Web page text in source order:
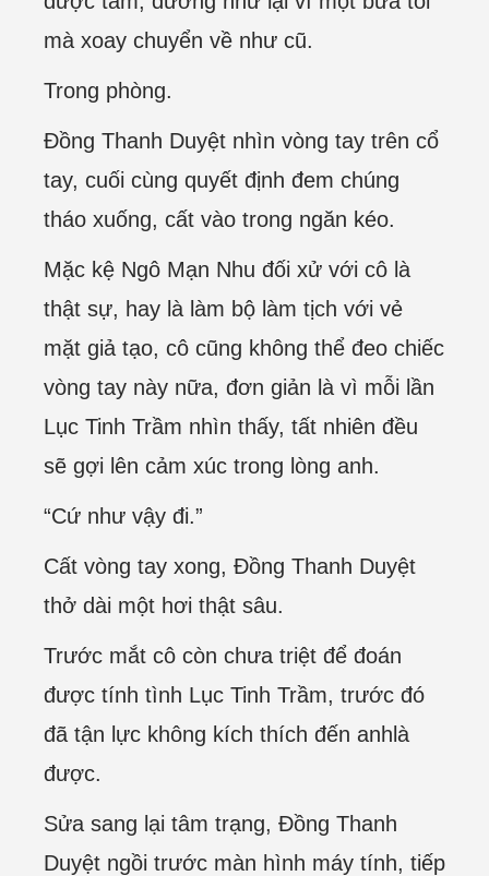
mà xoay chuyển về như cũ.
Trong phòng.
Đồng Thanh Duyệt nhìn vòng tay trên cổ
tay, cuối cùng quyết định đem chúng
tháo xuống, cất vào trong ngăn kéo.
Mặc kệ Ngô Mạn Nhu đối xử với cô là
thật sự, hay là làm bộ làm tịch với vẻ
mặt giả tạo, cô cũng không thể đeo chiếc
vòng tay này nữa, đơn giản là vì mỗi lần
Lục Tinh Trầm nhìn thấy, tất nhiên đều
sẽ gợi lên cảm xúc trong lòng anh.
“Cứ như vậy đi.”
Cất vòng tay xong, Đồng Thanh Duyệt
thở dài một hơi thật sâu.
Trước mắt cô còn chưa triệt để đoán
được tính tình Lục Tinh Trầm, trước đó
đã tận lực không kích thích đến anhlà
được.
Sửa sang lại tâm trạng, Đồng Thanh
Duyệt ngồi trước màn hình máy tính, tiếp